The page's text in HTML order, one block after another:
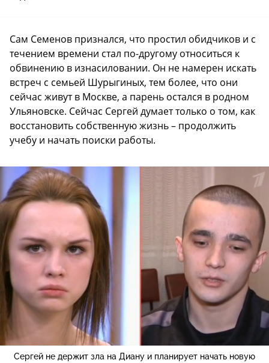
Сам Семенов признался, что простил обидчиков и с
течением времени стал по-другому относиться к
обвинению в изнасиловании. Он не намерен искать
встреч с семьей Шурыгиных, тем более, что они
сейчас живут в Москве, а парень остался в родном
Ульяновске. Сейчас Сергей думает только о том, как
восстановить собственную жизнь – продолжить
учебу и начать поиски работы.
Сергей не держит зла на Диану и планирует начать новую